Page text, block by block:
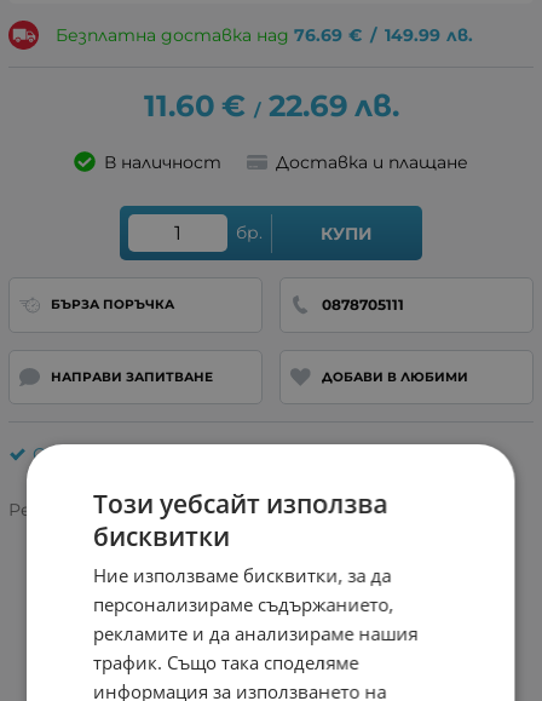
Безплатна доставка над 76.69 € / 149.99 лв.
11.60 € / 22.69 лв.
В наличност Доставка и плащане
бр. КУПИ
БЪРЗА ПОРЪЧКА 0878705111
НАПРАВИ ЗАПИТВАНЕ ДОБАВИ В ЛЮБИМИ
Отвертки
Рейтинг: Този уебсайт използва
бисквитки
Ние използваме бисквитки, за да
персонализираме съдържанието,
рекламите и да анализираме нашия
трафик. Също така споделяме
информация за използването на